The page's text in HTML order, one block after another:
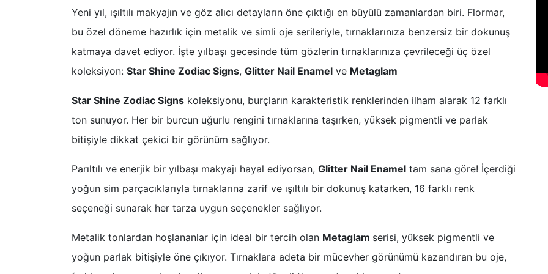
Yeni yıl, ışıltılı makyajın ve göz alıcı detayların öne çıktığı en büyülü zamanlardan biri. Flormar,
bu özel döneme hazırlık için metalik ve simli oje serileriyle, tırnaklarınıza benzersiz bir dokunuş
katmaya davet ediyor. İşte yılbaşı gecesinde tüm gözlerin tırnaklarınıza çevrileceği üç özel
koleksiyon: Star Shine Zodiac Signs, Glitter Nail Enamel ve Metaglam
Star Shine Zodiac Signs koleksiyonu, burçların karakteristik renklerinden ilham alarak 12 farklı
ton sunuyor. Her bir burcun uğurlu rengini tırnaklarına taşırken, yüksek pigmentli ve parlak
bitişiyle dikkat çekici bir görünüm sağlıyor.
Parıltılı ve enerjik bir yılbaşı makyajı hayal ediyorsan, Glitter Nail Enamel tam sana göre! İçerdiği
yoğun sim parçacıklarıyla tırnaklarına zarif ve ışıltılı bir dokunuş katarken, 16 farklı renk
seçeneği sunarak her tarza uygun seçenekler sağlıyor.
Metalik tonlardan hoşlananlar için ideal bir tercih olan Metaglam serisi, yüksek pigmentli ve
yoğun parlak bitişiyle öne çıkıyor. Tırnaklara adeta bir mücevher görünümü kazandıran bu oje,